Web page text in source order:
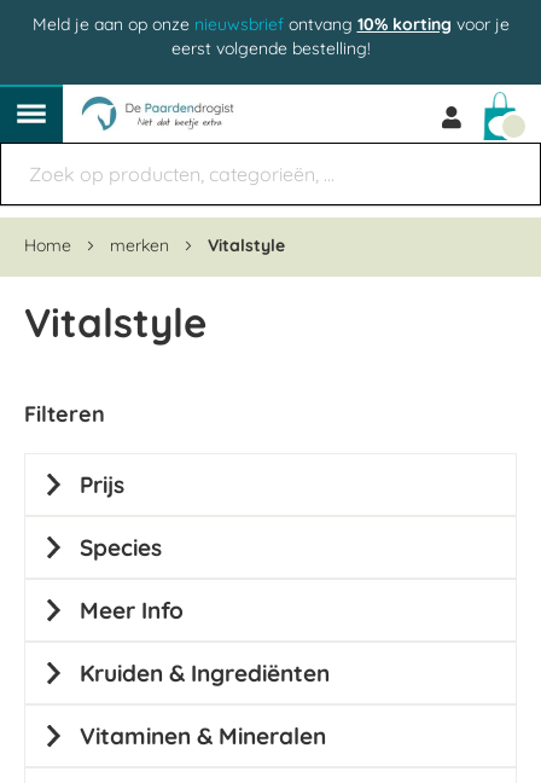
Meld je aan op onze nieuwsbriefontvang 10% korting voor je
eerst volgende bestelling!
Home merken Vitalstyle
Vitalstyle
Filteren
Prijs
Species
Meer Info
Kruiden & Ingrediënten
Vitaminen & Mineralen